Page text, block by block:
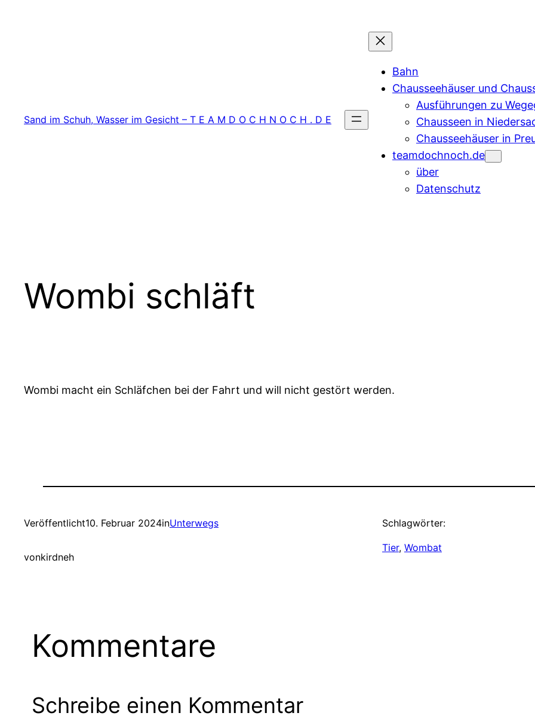
Sand im Schuh, Wasser im Gesicht – T E A M D O C H N O C H . D E
Bahn
Chausseehäuser und
Ausführungen zu
Chausseen in
Chausseehäuser in
teamdochnoch.de
über
Datenschutz
Wombi schläft
Wombi macht ein Schläfchen bei der Fahrt und will nicht gestört werden.
Veröffentlicht10. Februar 2024inUnterwegs
vonkirdneh
Schlagwörter:
Tier, Wombat
Kommentare
Schreibe einen Kommentar